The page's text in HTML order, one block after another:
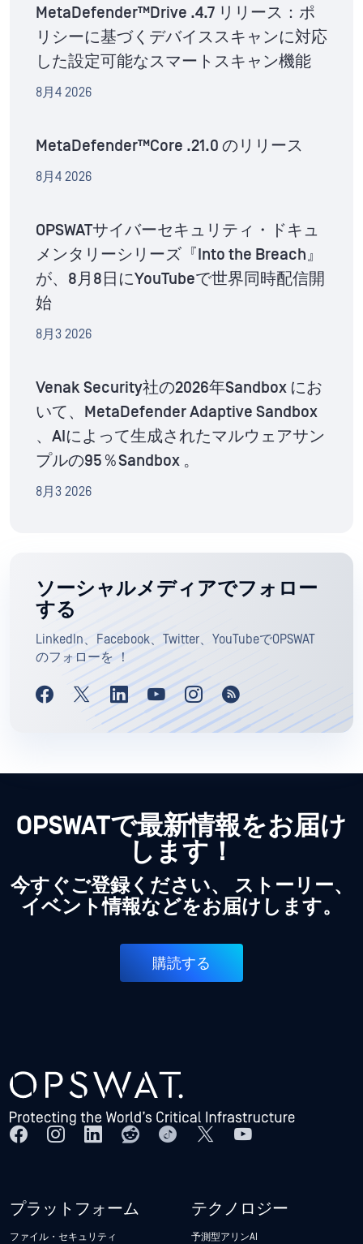
MetaDefender™Drive .4.7 リリース：ポ
リシーに基づくデバイススキャンに対応
した設定可能なスマートスキャン機能
8月4 2026
MetaDefender™Core .21.0 のリリース
8月4 2026
OPSWATサイバーセキュリティ・ドキュ
メンタリーシリーズ『Into the Breach』
が、8月8日にYouTubeで世界同時配信開
始
8月3 2026
Venak Security社の2026年Sandbox にお
いて、MetaDefender Adaptive Sandbox
、AIによって生成されたマルウェアサン
プルの95％Sandbox 。
8月3 2026
ソーシャルメディアでフォロー
する
LinkedIn、Facebook、Twitter、YouTubeでOPSWAT
のフォローを ！
OPSWATで最新情報をお届け
します！
今すぐご登録ください、 ストーリー、
イベント情報などをお届けします。
購読する
プラットフォーム
ファイル・セキュリティ
テクノロジー
予測型アリンAI